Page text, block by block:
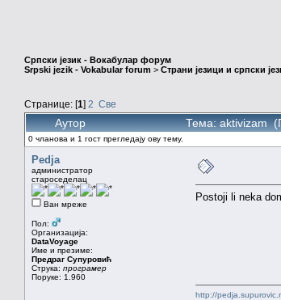
Српски језик - Вокабулар форум
Srpski jezik - Vokabular forum > Страни језици и српски
Странице: [1] 2 Све
Аутор Тема: aktivizam
0 чланова и 1 гост прегледају ову тему.
Pedja
администратор
староседелац
Ван мреже
Пол:
Организација:
DataVoyage
Име и презиме:
Предраг Супуровић
Струка: програмер
Поруке: 1.960
Postoji li neka
http://